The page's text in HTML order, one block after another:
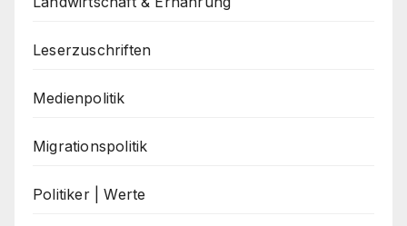
Leserzuschriften
Medienpolitik
Migrationspolitik
Politiker | Werte